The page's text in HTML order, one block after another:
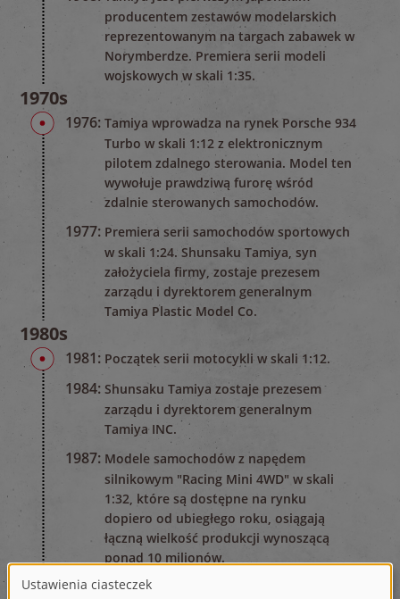
producentem zestawów modelarskich
reprezentowanym na targach zabawek w
Norymberdze. Premiera serii modeli
wojskowych w skali 1:35.
1970s
1976: Tamiya wprowadza na rynek Porsche 934
Turbo w skali 1:12 z elektronicznym
pilotem zdalnego sterowania. Model ten
wywołuje prawdziwą furorę wśród
zdalnie sterowanych samochodów.
1977: Premiera serii samochodów sportowych
w skali 1:24. Shunsaku Tamiya, syn
założyciela firmy, zostaje prezesem
zarządu i dyrektorem generalnym
Tamiya Plastic Model Co.
1980s
1981: Początek serii motocykli w skali 1:12.
1984: Shunsaku Tamiya zostaje prezesem
zarządu i dyrektorem generalnym
Tamiya INC.
1987: Modele samochodów z napędem
silnikowym "Racing Mini 4WD" w skali
1:32, które są dostępne na rynku
dopiero od ubiegłego roku, osiągają
łączną wielkość produkcji wynoszącą
ponad 10 milionów.
1988: Założyciel firmy Yoshio Tamiya odchodzi